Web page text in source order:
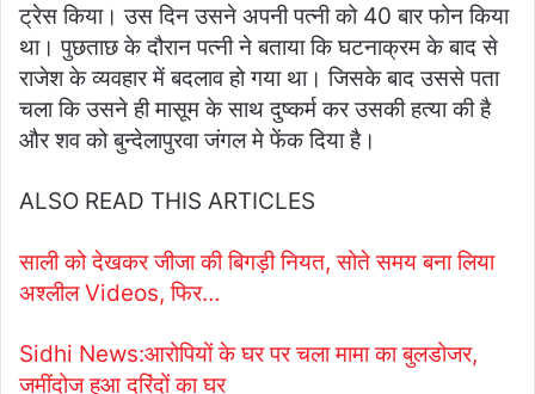
ट्रेस किया। उस दिन उसने अपनी पत्नी को 40 बार फोन किया
था। पुछताछ के दौरान पत्नी ने बताया कि घटनाक्रम के बाद से
राजेश के व्यवहार में बदलाव हो गया था। जिसके बाद उससे पता
चला कि उसने ही मासूम के साथ दुष्कर्म कर उसकी हत्या की है
और शव को बुन्देलापुरवा जंगल मे फेंक दिया है।
ALSO READ THIS ARTICLES
साली को देखकर जीजा की बिगड़ी नियत, सोते समय बना लिया
अश्लील Videos, फिर…
Sidhi News:आरोपियों के घर पर चला मामा का बुलडोजर,
जमींदोज हुआ दरिंदों का घर